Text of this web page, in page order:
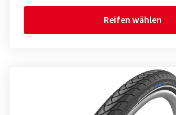
Reifen wählen